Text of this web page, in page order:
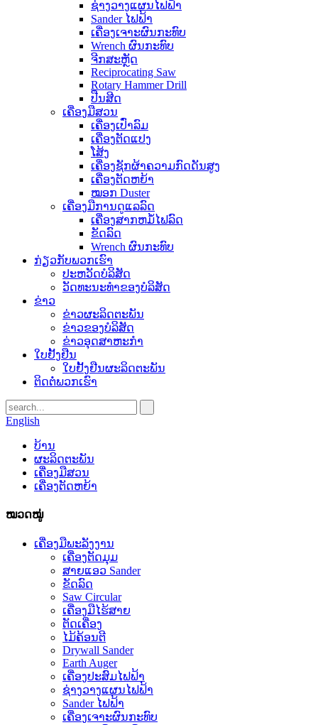
ຊ່າງວາງແຜນໄຟຟ້າ
Sander ໄຟຟ້າ
ເຄື່ອງເຈາະຜົນກະທົບ
Wrench ຜົນກະທົບ
ຈີກສະຫຼັດ
Reciprocating Saw
Rotary Hammer Drill
ປືນສີດ
ເຄື່ອງມືສວນ
ເຄື່ອງເປົ່າລົມ
ເຄື່ອງຕັດແປງ
ໂສ້ງ
ເຄື່ອງຊັກຜ້າຄວາມກົດດັນສູງ
ເຄື່ອງຕັດຫຍ້າ
ໝອກ Duster
ເຄື່ອງມືການດູແລລົດ
ເຄື່ອງສາກຫມໍ້ໄຟລົດ
ຂັດລົດ
Wrench ຜົນກະທົບ
ກ່ຽວ​ກັບ​ພວກ​ເຮົາ
ປະ​ຫວັດ​ບໍ​ລິ​ສັດ
ວັດທະນະທໍາຂອງບໍລິສັດ
ຂ່າວ
ຂ່າວຜະລິດຕະພັນ
ຂ່າວຂອງບໍລິສັດ
ຂ່າວອຸດສາຫະກໍາ
ໃບຢັ້ງຢືນ
ໃບຢັ້ງຢືນຜະລິດຕະພັນ
ຕິດ​ຕໍ່​ພວກ​ເຮົາ
English
ບ້ານ
ຜະລິດຕະພັນ
ເຄື່ອງມືສວນ
ເຄື່ອງຕັດຫຍ້າ
ໝວດໝູ່
ເຄື່ອງມືພະລັງງານ
ເຄື່ອງຕັດມຸມ
ສາຍແອວ Sander
ຂັດລົດ
Saw Circular
ເຄື່ອງມືໄຮ້ສາຍ
ຕັດເຄື່ອງ
ໄມ້ຄ້ອນຕີ
Drywall Sander
Earth Auger
ເຄື່ອງປະສົມໄຟຟ້າ
ຊ່າງວາງແຜນໄຟຟ້າ
Sander ໄຟຟ້າ
ເຄື່ອງເຈາະຜົນກະທົບ